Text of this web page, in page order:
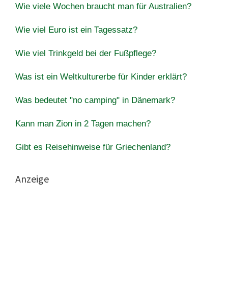
Wie viele Wochen braucht man für Australien?
Wie viel Euro ist ein Tagessatz?
Wie viel Trinkgeld bei der Fußpflege?
Was ist ein Weltkulturerbe für Kinder erklärt?
Was bedeutet "no camping" in Dänemark?
Kann man Zion in 2 Tagen machen?
Gibt es Reisehinweise für Griechenland?
Anzeige